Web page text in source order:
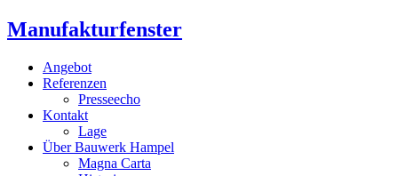
Manufakturfenster
Angebot
Referenzen
Presseecho
Kontakt
Lage
Über Bauwerk Hampel
Magna Carta